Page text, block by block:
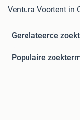
Ventura Voortent in
Gerelateerde
Populaire